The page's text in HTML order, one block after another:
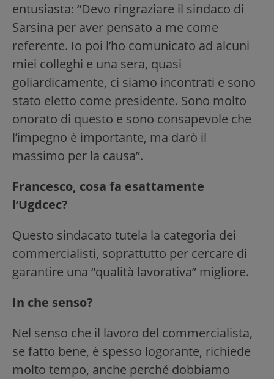
entusiasta: “Devo ringraziare il sindaco di
Sarsina per aver pensato a me come
referente. Io poi l’ho comunicato ad alcuni
miei colleghi e una sera, quasi
goliardicamente, ci siamo incontrati e sono
stato eletto come presidente. Sono molto
onorato di questo e sono consapevole che
l’impegno è importante, ma darò il
massimo per la causa”.
Francesco, cosa fa esattamente
l’Ugdcec?
Questo sindacato tutela la categoria dei
commercialisti, soprattutto per cercare di
garantire una “qualità lavorativa” migliore.
In che senso?
Nel senso che il lavoro del commercialista,
se fatto bene, è spesso logorante, richiede
molto tempo, anche perché dobbiamo